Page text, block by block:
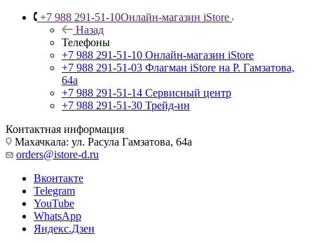
+7 988 291-51-10Онлайн-магазин iStore
Назад
Телефоны
+7 988 291-51-10 Онлайн-магазин iStore
+7 988 291-51-03 Флагман iStore на Р. Гамзатова,
64а
+7 988 291-51-14 Сервисный центр
+7 988 291-51-30 Трейд-ин
Контактная информация
Махачкала: ул. Расула Гамзатова, 64а
orders@istore-d.ru
Вконтакте
Telegram
YouTube
WhatsApp
Яндекс.Дзен